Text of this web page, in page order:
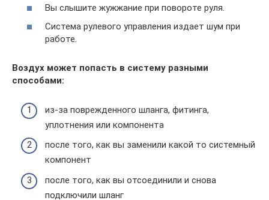
Вы слышите жужжание при повороте руля.
Система рулевого управления издает шум при
работе.
Воздух может попасть в систему разными
способами:
из-за поврежденного шланга, фитинга,
уплотнения или компонента
после того, как вы заменили какой то системный
компонент
после того, как вы отсоединили и снова
подключили шланг